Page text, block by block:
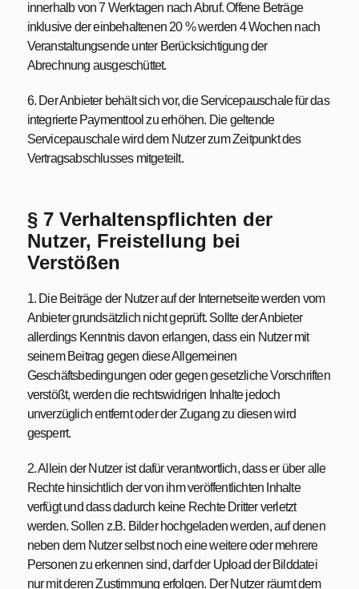
innerhalb von 7 Werktagen nach Abruf. Offene Beträge
inklusive der einbehaltenen 20 % werden 4 Wochen nach
Veranstaltungsende unter Berücksichtigung der
Abrechnung ausgeschüttet.
6. Der Anbieter behält sich vor, die Servicepauschale für das
integrierte Paymenttool zu erhöhen. Die geltende
Servicepauschale wird dem Nutzer zum Zeitpunkt des
Vertragsabschlusses mitgeteilt.
§ 7 Verhaltenspflichten der
Nutzer, Freistellung bei
Verstößen
1. Die Beiträge der Nutzer auf der Internetseite werden vom
Anbieter grundsätzlich nicht geprüft. Sollte der Anbieter
allerdings Kenntnis davon erlangen, dass ein Nutzer mit
seinem Beitrag gegen diese Allgemeinen
Geschäftsbedingungen oder gegen gesetzliche Vorschriften
verstößt, werden die rechtswidrigen Inhalte jedoch
unverzüglich entfernt oder der Zugang zu diesen wird
gesperrt.
2. Allein der Nutzer ist dafür verantwortlich, dass er über alle
Rechte hinsichtlich der von ihm veröffentlichten Inhalte
verfügt und dass dadurch keine Rechte Dritter verletzt
werden. Sollen z.B. Bilder hochgeladen werden, auf denen
neben dem Nutzer selbst noch eine weitere oder mehrere
Personen zu erkennen sind, darf der Upload der Bilddatei
nur mit deren Zustimmung erfolgen. Der Nutzer räumt dem